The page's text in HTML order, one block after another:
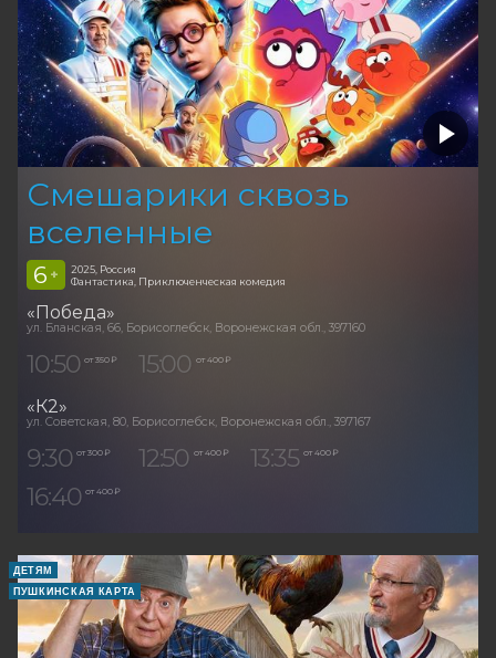
Смешарики сквозь
вселенные
6 +
2025, Россия
Фантастика, Приключенческая комедия
«Победа»
ул. Бланская, 66, Борисоглебск, Воронежская обл., 397160
10:50 от 350 ₽ 15:00 от 400 ₽
«К2»
ул. Советская, 80, Борисоглебск, Воронежская обл., 397167
9:30 от 300 ₽ 12:50 от 400 ₽ 13:35 от 400 ₽
16:40 от 400 ₽
ДЕТЯМ
ПУШКИНСКАЯ КАРТА